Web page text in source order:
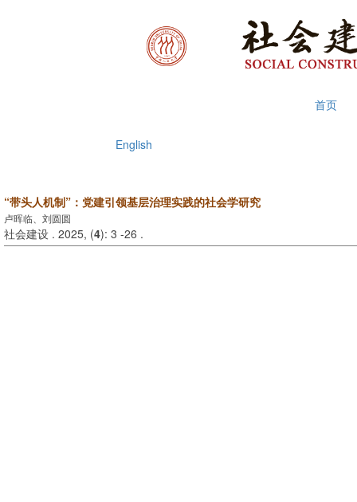
首页
English
“带头人机制”：党建引领基层治理实践的社会学研究
卢晖临、刘圆圆
社会建设 . 2025, (4): 3 -26 .